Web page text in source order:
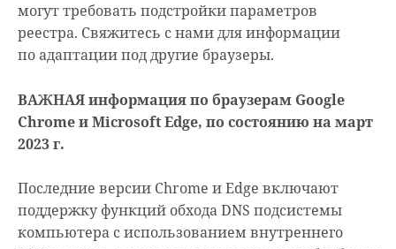
могут требовать подстройки параметров
реестра. Свяжитесь с нами для информации
по адаптации под другие браузеры.
ВАЖНАЯ информация по браузерам Google
Chrome и Microsoft Edge, по состоянию на март
2023 г.
Последние версии Chrome и Edge включают
поддержку функций обхода DNS подсистемы
компьютера с использованием внутреннего